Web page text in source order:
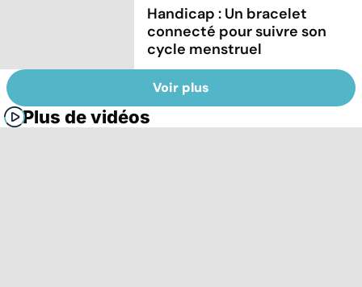
Handicap : Un bracelet
connecté pour suivre son
cycle menstruel
Voir plus
Plus de vidéos